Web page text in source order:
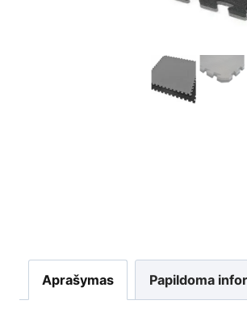
Aprašymas Papildoma